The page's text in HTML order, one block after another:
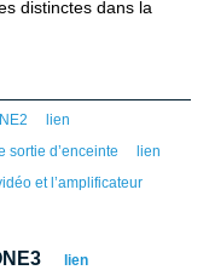
distinctes dans la
lien
sortie d’enceinte
lien
et l’amplificateur
lien